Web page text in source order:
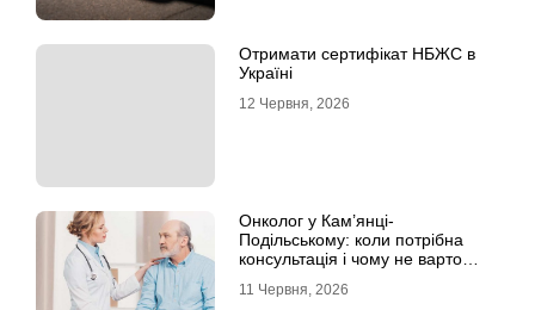
Отримати сертифікат НБЖС в
Україні
12 Червня, 2026
Онколог у Кам’янці-
Подільському: коли потрібна
консультація і чому не варто
11 Червня, 2026